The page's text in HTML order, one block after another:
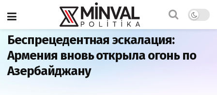
Главная
Беспрецедентная эскалация:
Армения вновь открыла огонь по
Азербайджану